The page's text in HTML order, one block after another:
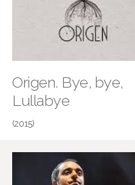
Origen. Bye, bye,
Lullabye
(2015)